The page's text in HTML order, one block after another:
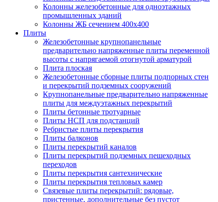
Колонны железобетонные для одноэтажных
промышленных зданий
Колонны ЖБ сечением 400х400
Плиты
Железобетонные крупнопанельные
предварительно напряженные плиты переменной
высоты с напрягаемой отогнутой арматурой
Плита плоская
Железобетонные сборные плиты подпорных стен
и перекрытий подземных сооружений
Крупнопанельные предварительно напряженные
плиты для междуэтажных перекрытий
Плиты бетонные тротуарные
Плиты НСП для подстанций
Ребристые плиты перекрытия
Плиты балконов
Плиты перекрытий каналов
Плиты перекрытий подземных пешеходных
переходов
Плиты перекрытия сантехнические
Плиты перекрытия тепловых камер
Связевые плиты перекрытий: рядовые,
пристенные, дополнительные без пустот